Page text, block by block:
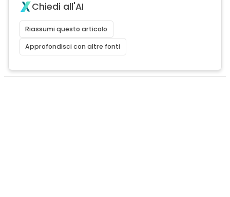
Chiedi all'AI
Riassumi questo articolo
Approfondisci con altre fonti